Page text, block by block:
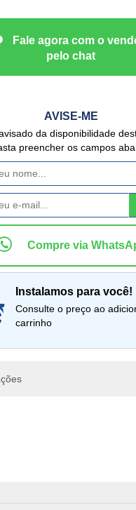
AVISE-ME
preencher os campos
instalamos para você!
Consulte o preço ao adicionar ao
carrinho